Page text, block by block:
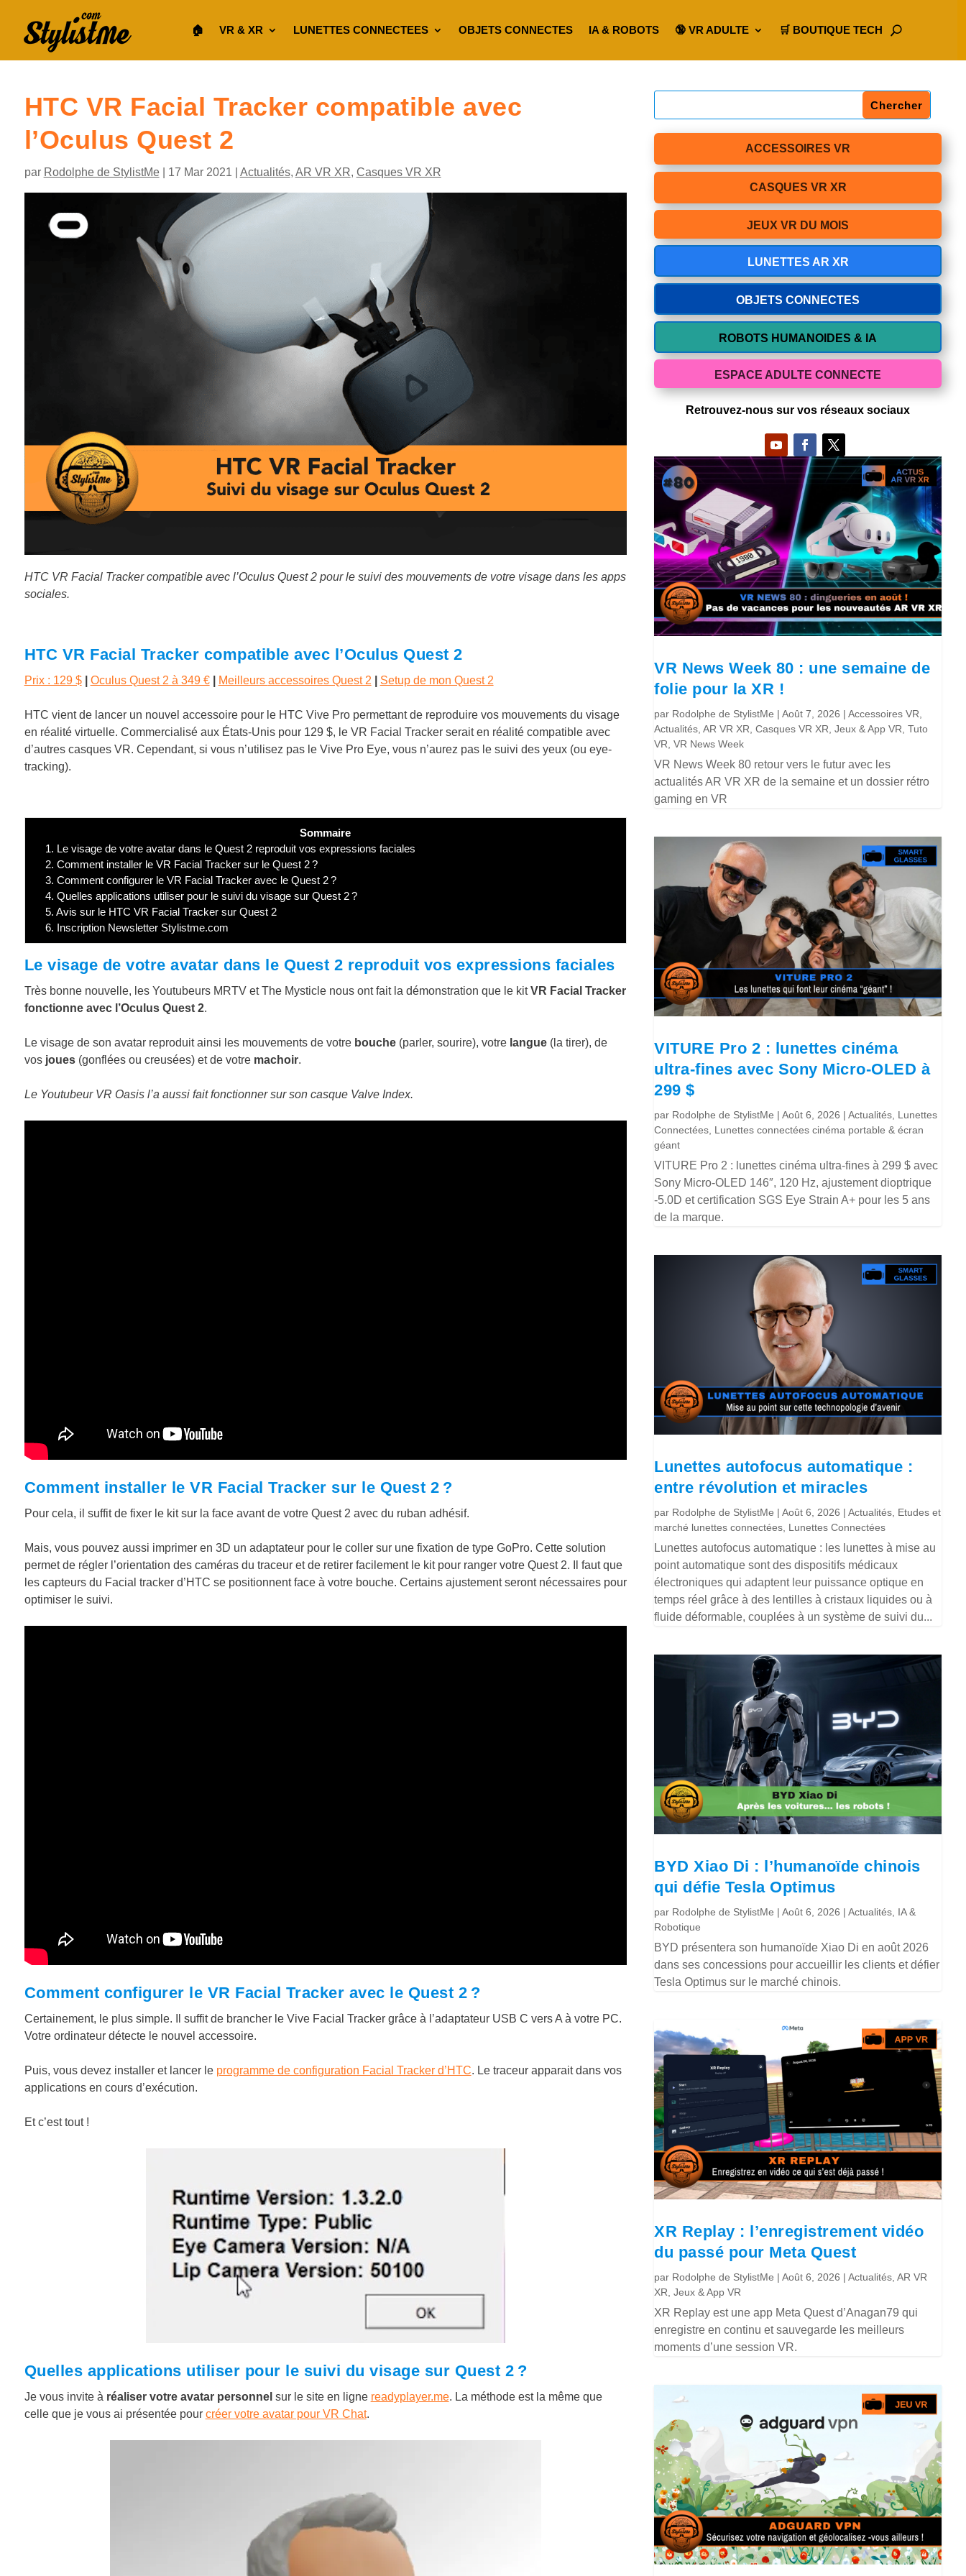
🏠︎ VR & XR LUNETTES CONNECTEES OBJETS CONNECTES IA & ROBOTS 🔞 VR ADULTE 🛒 BOUTIQUE TECH
HTC VR Facial Tracker compatible avec
l’Oculus Quest 2
par Rodolphe de StylistMe| 17 Mar 2021 Actualités, AR VR XR, Casques VR XR
HTC VR Facial Tracker compatible avec l’Oculus Quest 2 pour le suivi des mouvements de votre visage dans les apps
sociales.
HTC VR Facial Tracker compatible avec l’Oculus Quest 2
Prix : 129 $ Oculus Quest 2 à 349 €| Meilleurs accessoires Quest 2 Setup de mon Quest 2
HTC vient de lancer un nouvel accessoire pour le HTC Vive Pro permettant de reproduire vos mouvements du visage
en réalité virtuelle. Commercialisé aux États-Unis pour 129 $, le VR Facial Tracker serait en réalité compatible avec
d’autres casques VR. Cependant, si vous n’utilisez pas le Vive Pro Eye, vous n’aurez pas le suivi des yeux (ou eye-
tracking).
Sommaire
1. Le visage de votre avatar dans le Quest 2 reproduit vos expressions faciales
2. Comment installer le VR Facial Tracker sur le Quest 2 ?
3. Comment configurer le VR Facial Tracker avec le Quest 2 ?
4. Quelles applications utiliser pour le suivi du visage sur Quest 2 ?
5. Avis sur le HTC VR Facial Tracker sur Quest 2
6. Inscription Newsletter Stylistme.com
Le visage de votre avatar dans le Quest 2 reproduit vos expressions faciales
Très bonne nouvelle, les Youtubeurs MRTV et The Mysticle nous ont fait la démonstration que le kitVR Facial Tracker
fonctionne avec l’Oculus Quest 2.
Le visage de son avatar reproduit ainsi les mouvements de votre bouche(parler, sourire), votre langue(la tirer), de
vos joues(gonflées ou creusées) et de votre machoir.
Le Youtubeur VR Oasis l’a aussi fait fonctionner sur son casque Valve Index.
Comment installer le VR Facial Tracker sur le Quest 2 ?
Pour cela, il suffit de fixer le kit sur la face avant de votre Quest 2 avec du ruban adhésif.
Mais, vous pouvez aussi imprimer en 3D un adaptateur pour le coller sur une fixation de type GoPro. Cette solution
permet de régler l’orientation des caméras du traceur et de retirer facilement le kit pour ranger votre Quest 2. Il faut que
les capteurs du Facial tracker d’HTC se positionnent face à votre bouche. Certains ajustement seront nécessaires pour
optimiser le suivi.
Comment configurer le VR Facial Tracker avec le Quest 2 ?
Certainement, le plus simple. Il suffit de brancher le Vive Facial Tracker grâce à l’adaptateur USB C vers A à votre PC.
Votre ordinateur détecte le nouvel accessoire.
Puis, vous devez installer et lancer le programme de configuration Facial Tracker d’HTC. Le traceur apparait dans vos
applications en cours d’exécution.
Et c’est tout !
Quelles applications utiliser pour le suivi du visage sur Quest 2 ?
Je vous invite à réaliser votre avatar personnel sur le site en ligne readyplayer.me. La méthode est la même que
celle que je vous ai présentée pour créer votre avatar pour VR Chat.
ACCESSOIRES VR
CASQUES VR XR
JEUX VR DU MOIS
LUNETTES AR XR
OBJETS CONNECTES
ROBOTS HUMANOIDES & IA
ESPACE ADULTE CONNECTE
Retrouvez-nous sur vos réseaux sociaux
VR News Week 80 : une semaine de
folie pour la XR !
par Rodolphe de StylistMe |Août 7, 2026 |Accessoires VR
Actualités ,AR VR XR ,Casques VR XR ,Jeux & App VR ,Tuto
VR ,VR News Week
VR News Week 80 retour vers le futur avec les
actualités AR VR XR de la semaine et un dossier rétro
gaming en VR
VITURE Pro 2 : lunettes cinéma
ultra-fines avec Sony Micro-OLED à
299 $
par Rodolphe de StylistMe |Août 6, 2026 |Actualités Lunettes
Connectées Lunettes connectées cinéma portable & écran
géant
VITURE Pro 2 : lunettes cinéma ultra-fines à 299 $ avec
Sony Micro-OLED 146″, 120 Hz, ajustement dioptrique
-5.0D et certification SGS Eye Strain A+ pour les 5 ans
de la marque.
Lunettes autofocus automatique :
entre révolution et miracles
par Rodolphe de StylistMe |Août 6, 2026 |Actualités Etudes et
marché lunettes connectées Lunettes Connectées
Lunettes autofocus automatique : les lunettes à mise au
point automatique sont des dispositifs médicaux
électroniques qui adaptent leur puissance optique en
temps réel grâce à des lentilles à cristaux liquides ou à
fluide déformable, couplées à un système de suivi du...
BYD Xiao Di : l’humanoïde chinois
qui défie Tesla Optimus
par Rodolphe de StylistMe |Août 6, 2026 |Actualités IA &
Robotique
BYD présentera son humanoïde Xiao Di en août 2026
dans ses concessions pour accueillir les clients et défier
Tesla Optimus sur le marché chinois.
XR Replay : l’enregistrement vidéo
du passé pour Meta Quest
par Rodolphe de StylistMe |Août 6, 2026 |Actualités ,AR VR
XR ,Jeux & App VR
XR Replay est une app Meta Quest d’Anagan79 qui
enregistre en continu et sauvegarde les meilleurs
moments d’une session VR.